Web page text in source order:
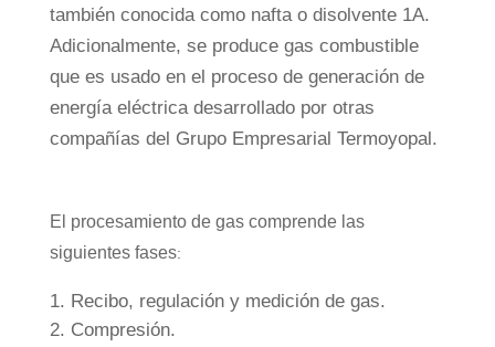
también conocida como nafta o disolvente 1A.
Adicionalmente, se produce gas combustible
que es usado en el proceso de generación de
energía eléctrica desarrollado por otras
compañías del Grupo Empresarial Termoyopal.
El procesamiento de gas comprende las
siguientes fases:
Recibo, regulación y medición de gas.
Compresión.